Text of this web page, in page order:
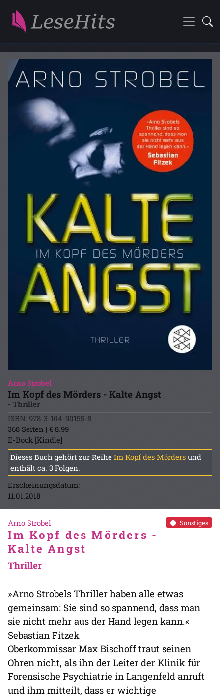
Arno Strobel
Im Kopf des Mörders - Kalte Angst
- Thriller
ISBN: 978-3-104-90155-8
368 Seiten | € 8.99
E-Book [Kindle]
Dieses Buch gehört zur Reihe Im Kopf des Mörders und
enthält ca. 3 Folgen.
Erscheinungsdatum:
11.01.2018
Sonstiges
Arno Strobel
Im Kopf des Mörders -
Kalte Angst
Thriller
»Arno Strobels Thriller haben alle etwas
gemeinsam: Sie sind so spannend, dass man
sie nicht mehr aus der Hand legen kann.«
Sebastian Fitzek
Oberkommissar Max Bischoff traut seinen
Ohren nicht, als ihn der Leiter der Klinik für
Forensische Psychiatrie in Langenfeld anruft
und ihm mitteilt, dass er wichtige